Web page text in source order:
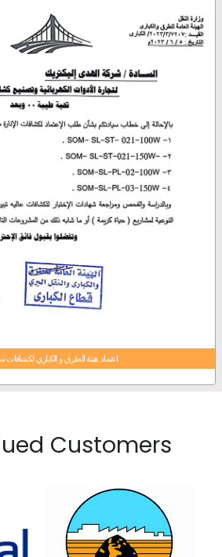
اعتماد هيئة الطرق و الكباري لكشافات
Customers